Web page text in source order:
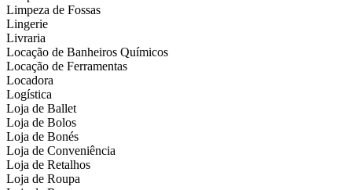
Limpeza de Fossas
Lingerie
Livraria
Locação de Banheiros Químicos
Locação de Ferramentas
Locadora
Logística
Loja de Ballet
Loja de Bolos
Loja de Bonés
Loja de Conveniência
Loja de Retalhos
Loja de Roupa